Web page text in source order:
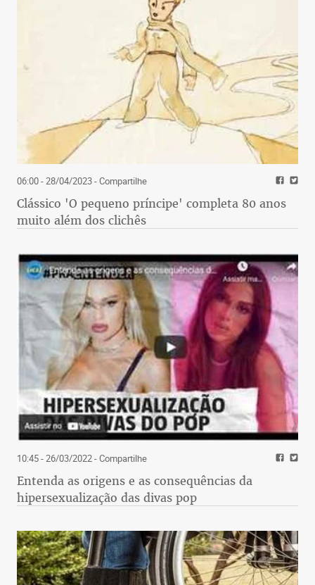
06:00 - 28/04/2023- Compartilhe
Clássico 'O pequeno príncipe' completa 80 anos
muito além dos clichês
10:45 - 26/03/2022- Compartilhe
Entenda as origens e as consequências da
hipersexualização das divas pop